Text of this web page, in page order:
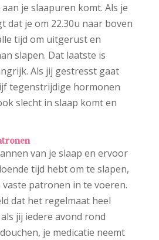
je slaapuren komt. Als je
dat je om 22.30u naar boven
tijd om uitgerust en
slapen. Dat laatste is
Als jij gestresst gaat
tegenstrijdige hormonen
slecht in slaap komt en
van je slaap en ervoor
tijd hebt om te slapen,
patronen in te voeren.
dat het regelmaat heel
jij iedere avond rond
je medicatie neemt